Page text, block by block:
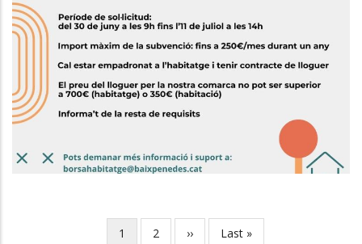
Lloguer O Cessió D'ús Per A
Persones Joves
Habitatge
Joventut
Current
1 Page
2
Next
››
Last
Last »